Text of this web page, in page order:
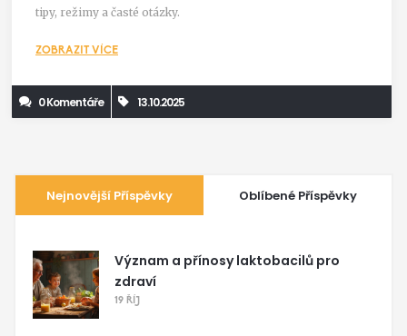
tipy, režimy a časté otázky.
ZOBRAZIT VÍCE
0 Komentáře 13.10.2025
Nejnovější Příspěvky Oblíbené Příspěvky
Význam a přínosy laktobacilů pro
zdraví
19 ŘÍJ